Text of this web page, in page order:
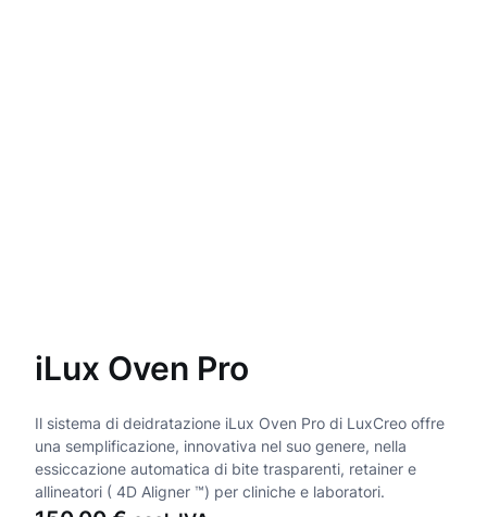
iLux Oven Pro
Il sistema di deidratazione iLux Oven Pro di LuxCreo offre
una semplificazione, innovativa nel suo genere, nella
essiccazione automatica di bite trasparenti, retainer e
allineatori ( 4D Aligner ™️) per cliniche e laboratori.